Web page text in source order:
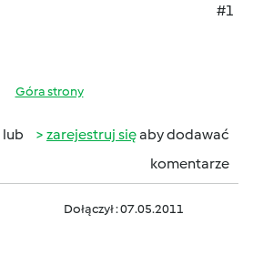
#1
Góra strony
lub zarejestruj sięaby dodawać
komentarze
Dołączył : 07.05.2011